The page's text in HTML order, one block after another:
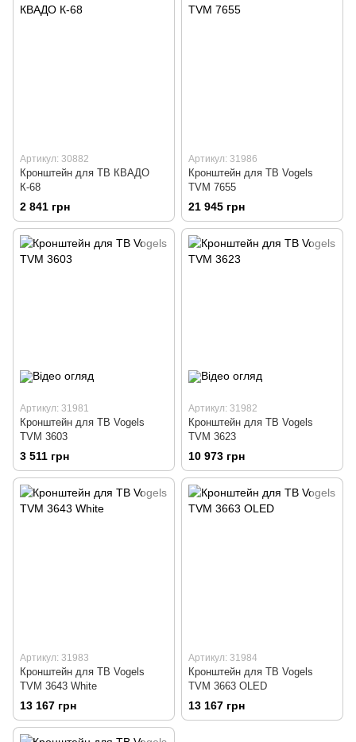
Артикул: 30882
Кронштейн для ТВ КВАДО
К-68
2 841 грн
Артикул: 31986
Кронштейн для ТВ Vogels
TVM 7655
21 945 грн
Артикул: 31981
Кронштейн для ТВ Vogels
TVM 3603
3 511 грн
Артикул: 31982
Кронштейн для ТВ Vogels
TVM 3623
10 973 грн
Артикул: 31983
Кронштейн для ТВ Vogels
TVM 3643 White
13 167 грн
Артикул: 31984
Кронштейн для ТВ Vogels
TVM 3663 OLED
13 167 грн